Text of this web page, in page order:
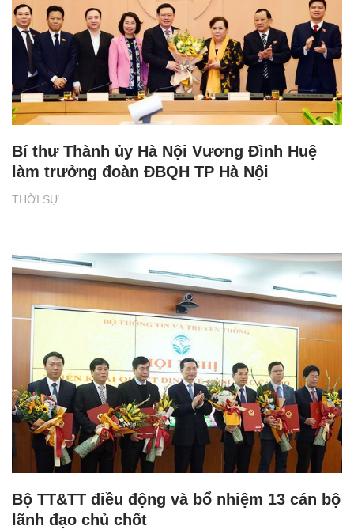
THỜI SỰ
Bí thư Thành ủy Hà Nội Vương Đình Huệ
làm trưởng đoàn ĐBQH TP Hà Nội
Bộ TT&TT điều động và bổ nhiệm 13 cán bộ
lãnh đạo chủ chốt